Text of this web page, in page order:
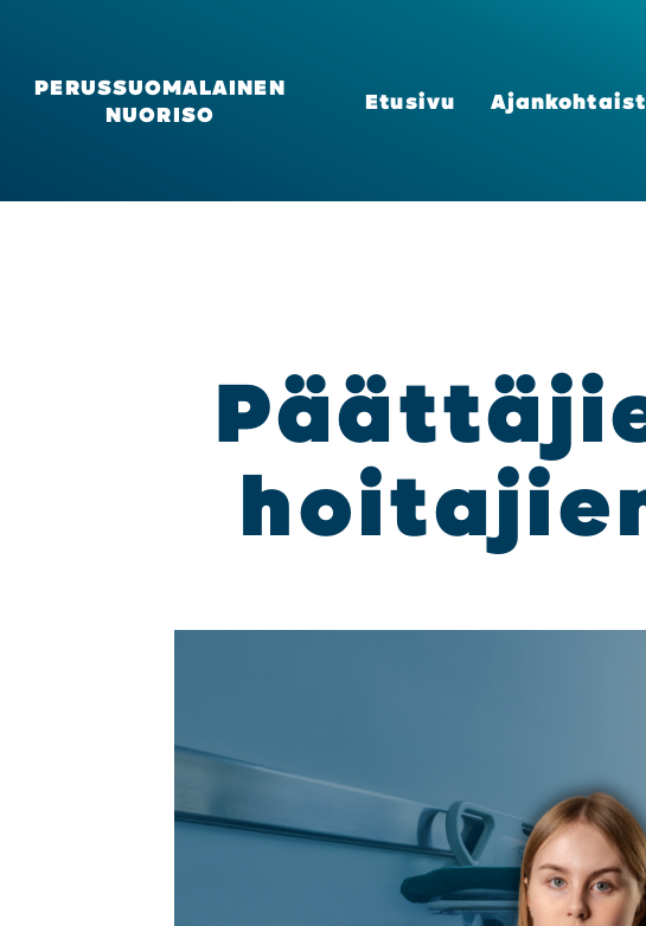
PERUSSUOMALAINEN
NUORISO
Etusi­vu